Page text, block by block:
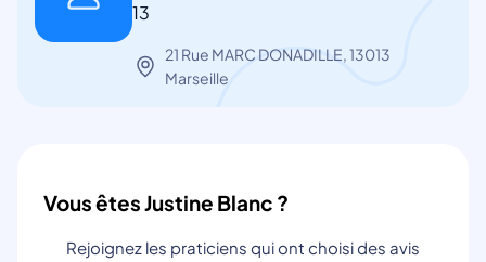
13
21 Rue MARC DONADILLE, 13013
Marseille
Vous êtes Justine Blanc ?
Rejoignez les praticiens qui ont choisi des avis